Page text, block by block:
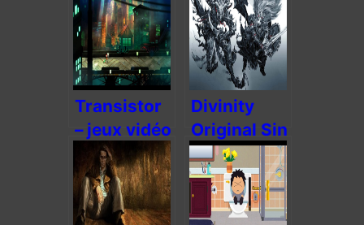
Transistor
– jeux vidéo
et narration
culottée
Divinity
Original Sin
2 – JDR
RPG entre
papier et